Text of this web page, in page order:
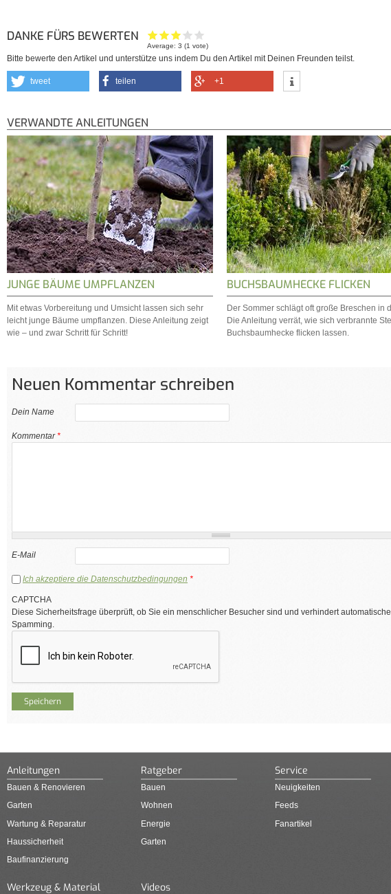
DANKE FÜRS BEWERTEN
Average:3 (1 vote)
Bitte bewerte den Artikel und unterstütze uns indem Du den Artikel mit Deinen Freunden teilst.
tweet teilen +1
VERWANDTE ANLEITUNGEN
JUNGE BÄUME UMPFLANZEN
Mit etwas Vorbereitung und Umsicht lassen sich sehr
leicht junge Bäume umpflanzen. Diese Anleitung zeigt
wie – und zwar Schritt für Schritt!
BUCHSBAUMHECKE FLICKEN
Der Sommer schlägt oft große Breschen in
Die Anleitung verrät, wie sich verbrannte
Buchsbaumhecke flicken lassen.
Neuen Kommentar schreiben
Dein Name
Kommentar*
E-Mail
Ich akzeptiere die Datenschutzbedingungen *
CAPTCHA
Diese Sicherheitsfrage überprüft, ob Sie ein menschlicher Besucher sind und verhindert
Spamming.
Anleitungen
Bauen & Renovieren
Garten
Wartung & Reparatur
Haussicherheit
Baufinanzierung
Ratgeber
Bauen
Wohnen
Energie
Garten
Service
Neuigkeiten
Feeds
Fanartikel
Werkzeug & Material Videos